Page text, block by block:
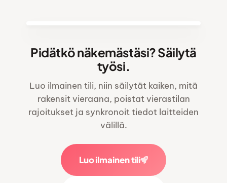
VIDEO TULOSSA PIAN
Pidätkö näkemästäsi? Säilytä
työsi.
Luo ilmainen tili, niin säilytät kaiken, mitä
rakensit vieraana, poistat vierastilan
rajoitukset ja synkronoit tiedot laitteiden
välillä.
Luo ilmainen tili